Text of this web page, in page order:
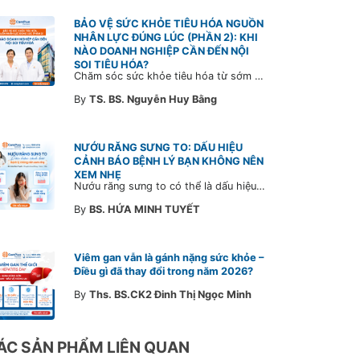
BẢO VỆ SỨC KHỎE TIÊU HÓA NGUỒN
NHÂN LỰC ĐÚNG LÚC (PHẦN 2): KHI
NÀO DOANH NGHIỆP CẦN ĐẾN NỘI
SOI TIÊU HÓA?
Chăm sóc sức khỏe tiêu hóa từ sớm không chỉ giúp phát hiện bệnh kịp thời mà còn góp phần xây dựng đội ngũ khỏe mạnh, ổn định và gắn bó lâu dài. CarePlus sẵn sàng đồng hành cùng doanh nghiệp trong việc thiết kế chương trình chăm sóc sức khỏe phù hợp theo từng nhân sự, nhằm tối ưu hiệu quả đầu tư phúc lợi và phát triển nguồn nhân lực bền vững.
ByTS. BS. Nguyễn Huy Bằng
NƯỚU RĂNG SƯNG TO: DẤU HIỆU
CẢNH BÁO BỆNH LÝ BẠN KHÔNG NÊN
XEM NHẸ
Nướu răng sưng to có thể là dấu hiệu cảnh báo bệnh lý răng miệng. Cùng Bác sĩ CarePlus tìm hiểu nguyên nhân, triệu chứng và thời điểm cần đi khám bác sĩ trong bài viết dưới đây.
ByBS. HỨA MINH TUYẾT
Viêm gan vẫn là gánh nặng sức khỏe –
Điều gì đã thay đổi trong năm 2026?
ByThs. BS.CK2 Đinh Thị Ngọc Minh
SẢN PHẨM LIÊN QUAN